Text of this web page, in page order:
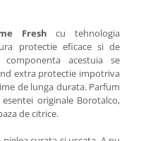
Fresh cu tehnologia
protectie eficace si de
acestuia se
extra protectie impotriva
de lunga durata. Parfum
originale Borotalco,
de citrice.